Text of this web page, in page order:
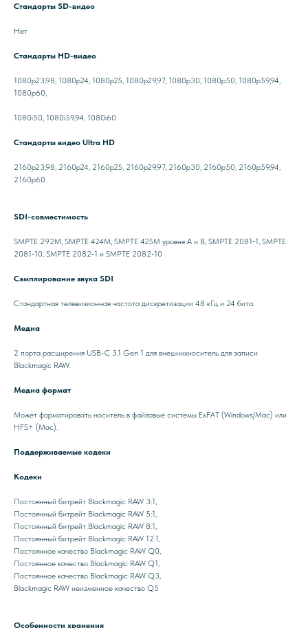
Стандарты SD-видео
Нет
Стандарты HD-видео
1080p23,98, 1080p24, 1080p25, 1080p29,97, 1080p30, 1080p50, 1080p59,94,
1080p60,
1080i50, 1080i59,94, 1080i60
Стандарты видео Ultra HD
2160p23,98, 2160p24, 2160p25, 2160p29,97, 2160p30, 2160p50, 2160p59,94,
2160p60
SDI-совместимость
SMPTE 292M, SMPTE 424M, SMPTE 425M уровня A и B, SMPTE 2081‑1, SMPTE
2081‑10, SMPTE 2082‑1 и SMPTE 2082‑10
Сэмплирование звука SDI
Стандартная телевизионная частота дискретизации 48 кГц и 24 бита.
Медиа
2 порта расширения USB-C 3.1 Gen 1 для внешнихноситель для записи
Blackmagic RAW.
Медиа формат
Может форматировать носитель в файловые системы ExFAT (Windows/Mac) или
HFS+ (Mac).
Поддерживаемые кодеки
Кодеки
Постоянный битрейт Blackmagic RAW 3:1,
Постоянный битрейт Blackmagic RAW 5:1,
Постоянный битрейт Blackmagic RAW 8:1,
Постоянный битрейт Blackmagic RAW 12:1,
Постоянное качество Blackmagic RAW Q0,
Постоянное качество Blackmagic RAW Q1,
Постоянное качество Blackmagic RAW Q3,
Blackmagic RAW неизменное качество Q5
Особенности хранения